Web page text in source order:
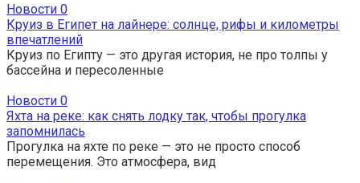
Новости 0
Круиз в Египет на лайнере: солнце, рифы и километры
впечатлений
Круиз по Египту — это другая история, не про толпы у
бассейна и пересоленные
Новости 0
Яхта на реке: как снять лодку так, чтобы прогулка
запомнилась
Прогулка на яхте по реке — это не просто способ
перемещения. Это атмосфера, вид